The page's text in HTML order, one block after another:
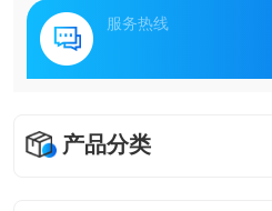
服务热线
产品分类